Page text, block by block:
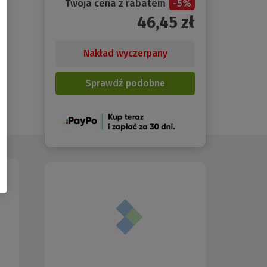
Twoja cena z rabatem -5%
46,45 zł
Nakład wyczerpany
Sprawdź podobne
(Nowe